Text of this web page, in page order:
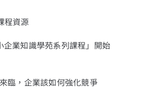
程資源
企業知識學苑系列課程」開始
臨，企業該如何強化競爭